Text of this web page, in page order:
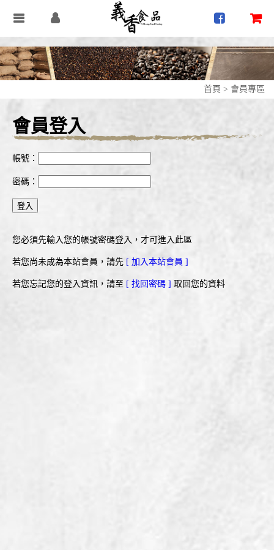
首頁 > 會員專區
會員登入
帳號：
密碼：
您必須先輸入您的帳號密碼登入，才可進入此區
若您尚未成為本站會員，請先 [ 加入本站會員 ]
若您忘記您的登入資訊，請至 [ 找回密碼 ] 取回您的資料